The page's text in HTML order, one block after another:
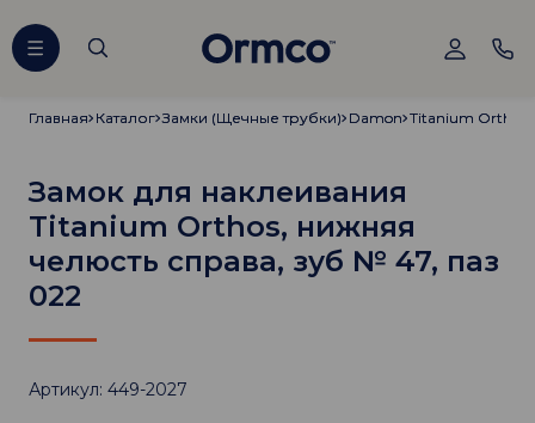
Главная
Главная Каталог
Каталог Замки (Щечные трубки)
Замки (Щечные трубки) Damon
Damon Titanium Orthos
Titanium Orthos
Замок для наклеивания
Titanium Orthos, нижняя
челюсть справа, зуб № 47, паз
022
Артикул: 449-2027